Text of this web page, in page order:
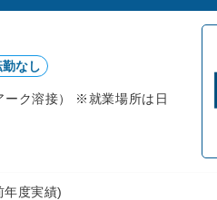
勤なし
ーク溶接） ※就業場所は日
度実績)